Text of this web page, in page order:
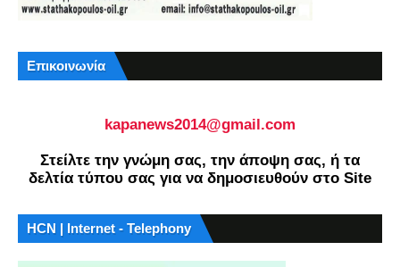
Επικοινωνία
kapanews2014@gmail.com
Στείλτε την γνώμη σας, την άποψη σας, ή τα
δελτία τύπου σας για να δημοσιευθούν στο Site
HCN | Internet - Telephony